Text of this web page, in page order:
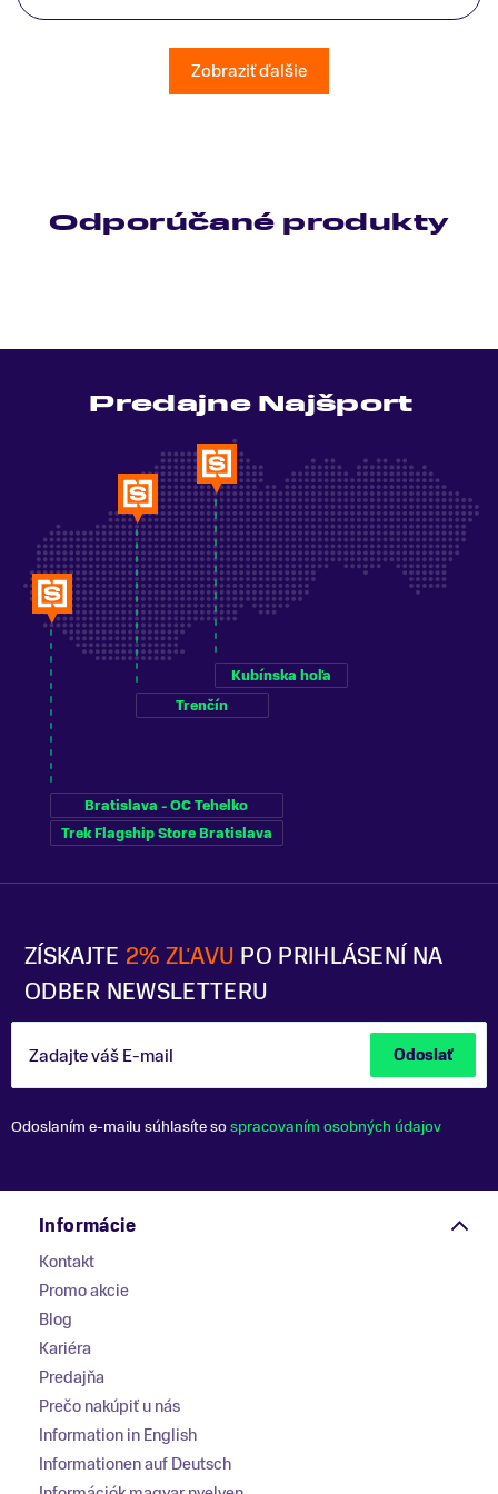
Ešte raz ďakujem.Zobraziť ďalšie
Odporúčané produkty
ZÍSKAJTE 2% ZĽAVU PO PRIHLÁSENÍ NA
ODBER NEWSLETTERU
Zadajte váš E-mail Odoslať
Odoslaním e-mailu súhlasíte sospracovaním osobných údajov
Predajne Najšport
Bratislava - OC Tehelko
Trek Flagship Store Bratislava
Trenčín
Kubínska hoľa
Informácie
Kontakt
Promo akcie
Blog
Kariéra
Predajňa
Prečo nakúpiť u nás
Information in English
Informationen auf Deutsch